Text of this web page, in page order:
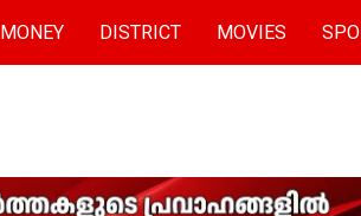
MONEY DISTRICT MOVIES